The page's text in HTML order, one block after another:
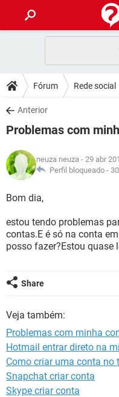
CELULAR
OUTLOOK
INSTAGRAM
GUIA DE COMPRAS
DICAS
JOGOS
INSTAGRAM
GUIA DE COMPRAS
DOWNLOADS
JOGOS
CELULAR
OUTLOOK
INSTAGRAM
JOGOS
CELULAR
OUTLOOK
INSTAGRAM
GUIA DE COMPRAS
GLOSSÁRIO
JOGOS
OUTLOOK
GUIA DE COMPRAS
Fórum Rede social
Anterior
Problemas com
neuza neuza - 29 abr
Perfil bloqueado -
Bom dia,
estou tendo problemas
contas.E é só na conta
posso fazer?Estou quase
Share
Veja também:
Problemas com minha
Hotmail entrar direto na
Como criar uma conta no
Snapchat criar conta
Skype criar conta